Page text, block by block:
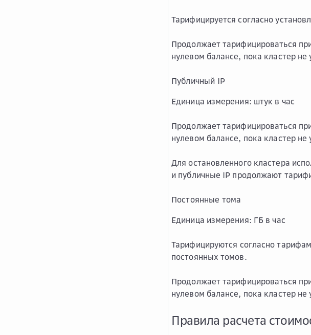
Тарифицируется согласно
Продолжает тарифицироваться
нулевом балансе, пока кластер не
Публичный IP
Единица измерения: штук в час
Продолжает тарифицироваться
нулевом балансе, пока кластер не
Для остановленного кластера
и публичные IP продолжают
Постоянные тома
Единица измерения: ГБ в час
Тарифицируются согласно
постоянных томов.
Продолжает тарифицироваться
нулевом балансе, пока кластер не
Правила расчета